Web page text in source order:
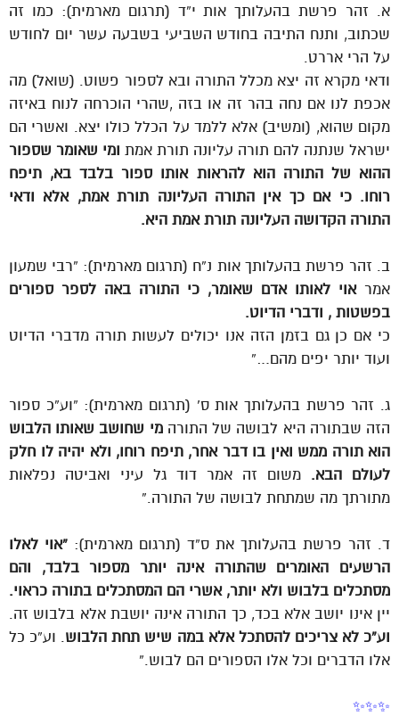
א. זהר פרשת בהעלותך אות י”ד (תרגום מארמית): כמו זה
שכתוב, ותנח התיבה בחודש השביעי בשבעה עשר יום לחודש
על הרי אררט.
ודאי מקרא זה יצא מכלל התורה ובא לספור פשוט. (שואל) מה
אכפת לנו אם נחה בהר זה או בזה ,שהרי הוכרחה לנוח באיזה
מקום שהוא, (ומשיב) אלא ללמד על הכלל כולו יצא. ואשרי הם
ישראל שנתנה להם תורה עליונה תורת אמת ומי שאומר שספור
ההוא של התורה הוא להראות אותו ספור בלבד בא, תיפח
רוחו. כי אם כך אין התורה העליונה תורת אמת, אלא ודאי
התורה הקדושה העליונה תורת אמת היא.
ב. זהר פרשת בהעלותך אות נ”ח (תרגום מארמית): “רבי שמעון
אמראוי לאותו אדם שאומר, כי התורה באה לספר ספורים
בפשטות , ודברי הדיוט.
כי אם כן גם בזמן הזה אנו יכולים לעשות תורה מדברי הדיוט
ועוד יותר יפים מהם…”
ג. זהר פרשת בהעלותך אות ס’ (תרגום מארמית): “וע”כ ספור
הזה שבתורה היא לבושה של התורהמי שחושב שאותו הלבוש
הוא תורה ממש ואין בו דבר אחר, תיפח רוחו, ולא יהיה לו חלק
לעולם הבא. משום זה אמר דוד גל עיני ואביטה נפלאות
מתורתך מה שמתחת לבושה של התורה.”
ד. זהר פרשת בהעלותך את ס”ד (תרגום מארמית): “אוי לאלו
הרשעים האומרים שהתורה אינה יותר מספור בלבד, והם
מסתכלים בלבוש ולא יותר, אשרי הם המסתכלים בתורה כראוי.
יין אינו יושב אלא בכד, כך התורה אינה יושבת אלא בלבוש זה.
וע”כ לא צריכים להסתכל אלא במה שיש תחת הלבוש. וע”כ כל
אלו הדברים וכל אלו הספורים הם לבוש.”
✨✨✨